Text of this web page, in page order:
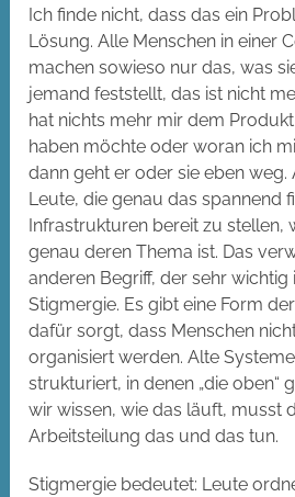
Ich finde nicht, dass das ein
Lösung. Alle Menschen in einer
machen sowieso nur das, was
jemand feststellt, das ist nicht
hat nichts mehr mir dem
haben möchte oder woran ich
dann geht er oder sie eben
Leute, die genau das spannend
Infrastrukturen bereit zu stellen,
genau deren Thema ist. Das
anderen Begriff, der sehr wichtig
Stigmergie. Es gibt eine Form
dafür sorgt, dass Menschen
organisiert werden. Alte
strukturiert, in denen „die oben“
wir wissen, wie das läuft, musst
Arbeitsteilung das und das tun.
Stigmergie bedeutet: Leute